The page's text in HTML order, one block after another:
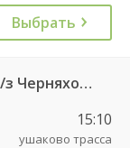
Выбрать
580 Гусев КДП — Калининград АВ ч/з Черняховск АС
15:10
ушаково трасса